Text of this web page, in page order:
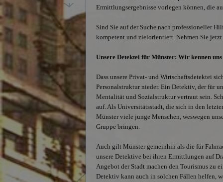
Ermittlungsergebnisse vorlegen können, die
Sind Sie auf der Suche nach professioneller
kompetent und zielorientiert. Nehmen Sie
Unsere Detektei für Münster: Wir kennen uns
Dass unsere Privat- und Wirtschaftsdetektei
Personalstruktur nieder. Ein Detektiv, der für
Mentalität und Sozialstruktur vertraut sein.
auf. Als Universitätsstadt, die sich in den
Münster viele junge Menschen, weswegen
Gruppe bringen.
Auch gilt Münster gemeinhin als die für
unsere Detektive bei ihren Ermittlungen auf
Angebot der Stadt machen den Tourismus zu
Detektiv kann auch in solchen Fällen helfen,